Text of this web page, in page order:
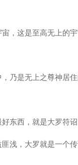
，这是至高无上的宇
乃是无上之尊神居住
东西，就是大罗符诏
浅，大罗就是一个